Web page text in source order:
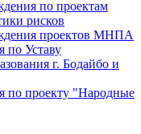
по проектам
рисков
проектов МНПА
по Уставу
г. Бодайбо и
по проекту "Народные